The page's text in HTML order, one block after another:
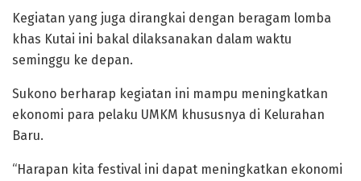
Kegiatan yang juga dirangkai dengan beragam lomba
khas Kutai ini bakal dilaksanakan dalam waktu
seminggu ke depan.
Sukono berharap kegiatan ini mampu meningkatkan
ekonomi para pelaku UMKM khususnya di Kelurahan
Baru.
“Harapan kita festival ini dapat meningkatkan ekonomi